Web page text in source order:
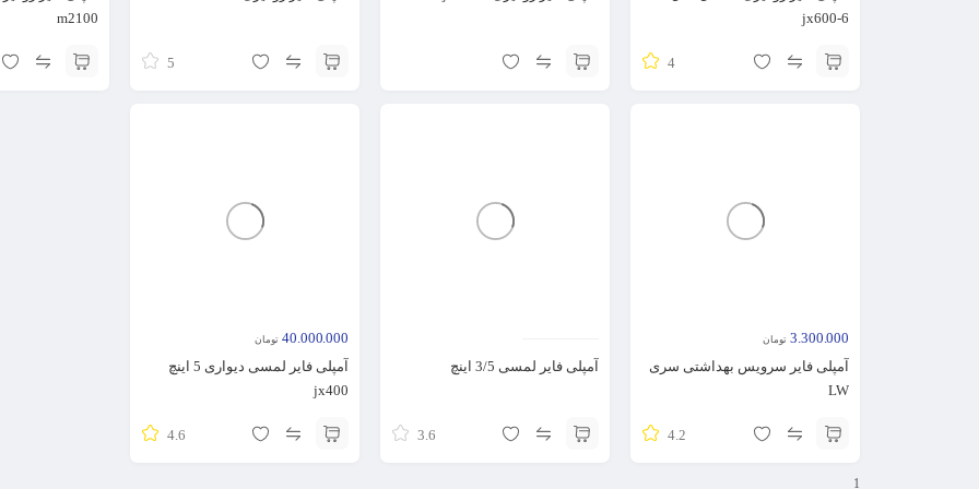
jx600-6
4
5
m2100
3.300.000 تومان
آمپلی فایر سرویس بهداشتی سری
LW
4.2
آمپلی فایر لمسی 3/5 اینچ
3.6
40.000.000 تومان
آمپلی فایر لمسی دیواری 5 اینچ
jx400
4.6
1